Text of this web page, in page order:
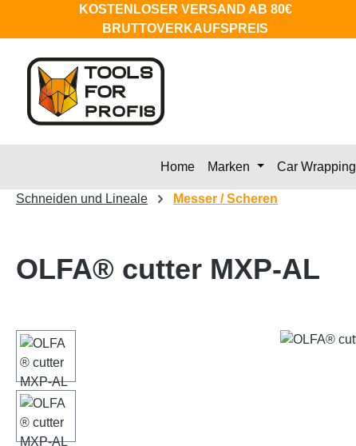
Hauptinhalt springen
Zur Suche springen
Zur Hauptnavigation springen
KOSTENLOSER VERSAND AB 80€
BRUTTOVERKAUFSPREIS
Home Marken Car Wrapping
Schneiden und Lineale Messer / Scheren
OLFA® cutter MXP-AL
Bildergalerie überspringen